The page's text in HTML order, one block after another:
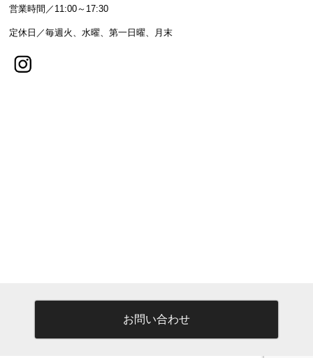
営業時間／11:00～17:30
定休日／毎週火、水曜、第一日曜、月末
お問い合わせ